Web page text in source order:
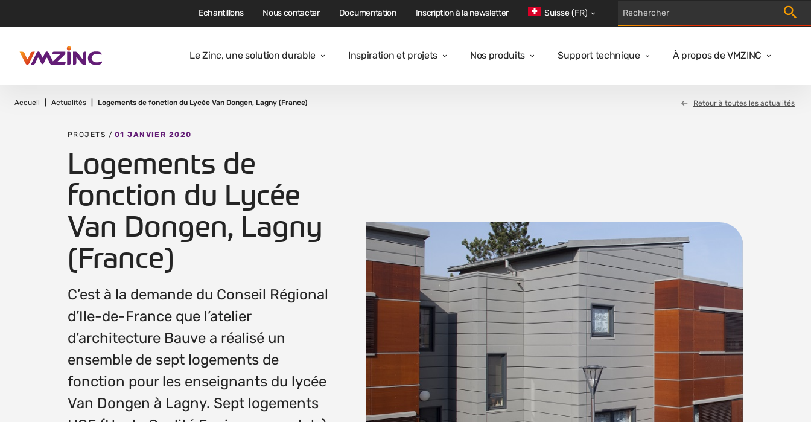
Le Zinc, une solution durable Inspiration et projets Nos produits Support technique À propos de VMZINC
Echantillons Nous contacter Documentation Inscription à la newsletter Suisse (FR)
Accueil Actualités Logements de fonction du Lycée Van Dongen, Lagny (France) Retour à toutes les actualités
PROJETS / 01 JANVIER 2020
Logements de
fonction du Lycée
Van Dongen, Lagny
(France)
C’est à la demande du Conseil Régional
d’Ile-de-France que l’atelier
d’architecture Bauve a réalisé un
ensemble de sept logements de
fonction pour les enseignants du lycée
Van Dongen à Lagny. Sept logements